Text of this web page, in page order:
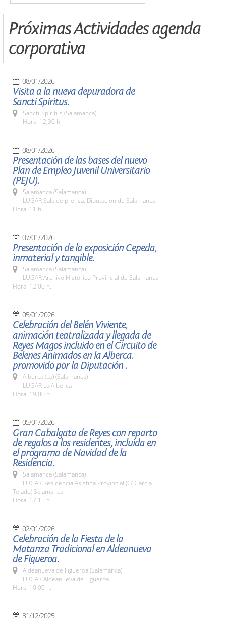
Próximas Actividades agenda
corporativa
08/01/2026
Visita a la nueva depuradora de
Sancti Spíritus.
Sancti-Spíritus (Salamanca)
Hora: 12,30 h.
08/01/2026
Presentación de las bases del nuevo
Plan de Empleo Juvenil Universitario
(PEJU).
Salamanca (Salamanca)
LUGAR Sala de prensa. Diputación de Salamanca
Hora: 11 h.
07/01/2026
Presentación de la exposición Cepeda,
inmaterial y tangible.
Salamanca (Salamanca)
LUGAR Archivo Histórico Provincial de Salamanca
Hora: 12:00 h.
05/01/2026
Celebración del Belén Viviente,
animación teatralizada y llegada de
Reyes Magos incluido en el Circuito de
Belenes Animados en la Alberca.
promovido por la Diputación .
Alberca (La) (Salamanca)
LUGAR La Alberca
Hora: 19,00 h.
05/01/2026
Gran Cabalgata de Reyes con reparto
de regalos a los residentes, incluida en
el programa de Navidad de la
Residencia.
Salamanca (Salamanca)
LUGAR Residencia Asistida Provincial (C/ García
Tejado) Salamanca.
Hora: 17:15 h.
02/01/2026
Celebración de la Fiesta de la
Matanza Tradicional en Aldeanueva
de Figueroa.
Aldeanueva de Figueroa (Salamanca)
LUGAR Aldeanueva de Figueroa
Hora: 10:00 h.
31/12/2025